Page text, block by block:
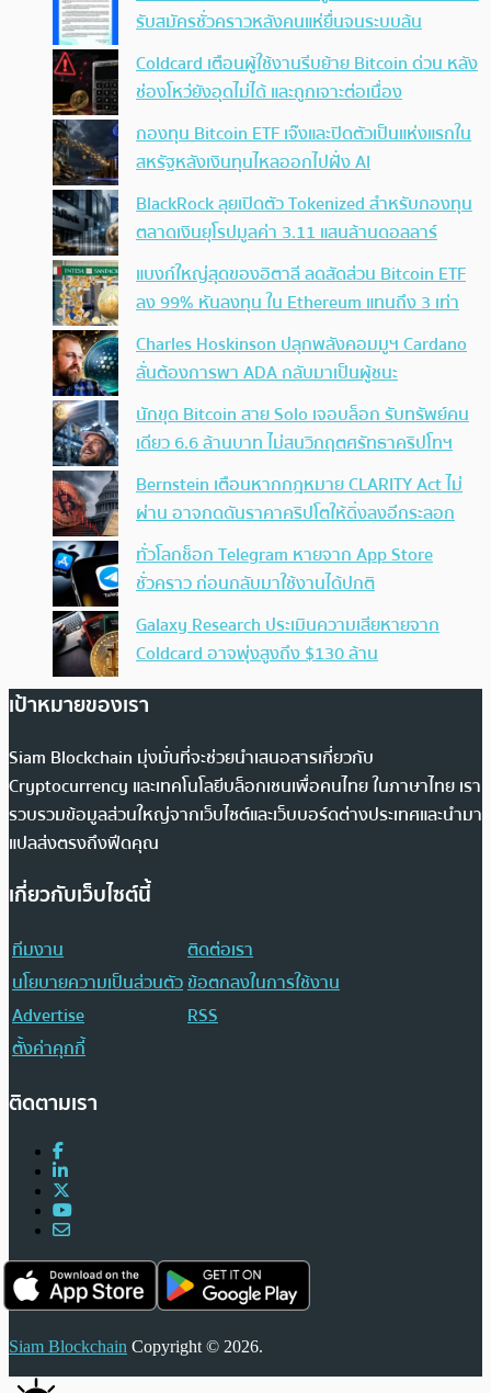
รับสมัครชั่วคราวหลังคนแห่ยื่นจนระบบล้น
Coldcard เตือนผู้ใช้งานรีบย้าย Bitcoin ด่วน หลัง
ช่องโหว่ยังอุดไม่ได้ และถูกเจาะต่อเนื่อง
กองทุน Bitcoin ETF เจ๊งและปิดตัวเป็นแห่งแรกใน
สหรัฐหลังเงินทุนไหลออกไปฝั่ง AI
BlackRock ลุยเปิดตัว Tokenized สำหรับกองทุน
ตลาดเงินยุโรปมูลค่า 3.11 แสนล้านดอลลาร์
แบงก์ใหญ่สุดของอิตาลี ลดสัดส่วน Bitcoin ETF
ลง 99% หันลงทุน ใน Ethereum แทนถึง 3 เท่า
Charles Hoskinson ปลุกพลังคอมมูฯ Cardano
ลั่นต้องการพา ADA กลับมาเป็นผู้ชนะ
นักขุด Bitcoin สาย Solo เจอบล็อก รับทรัพย์คน
เดียว 6.6 ล้านบาท ไม่สนวิกฤตศรัทธาคริปโทฯ
Bernstein เตือนหากกฎหมาย CLARITY Act ไม่
ผ่าน อาจกดดันราคาคริปโตให้ดิ่งลงอีกระลอก
ทั่วโลกช็อก Telegram หายจาก App Store
ชั่วคราว ก่อนกลับมาใช้งานได้ปกติ
Galaxy Research ประเมินความเสียหายจาก
Coldcard อาจพุ่งสูงถึง $130 ล้าน
เป้าหมายของเรา
Siam Blockchain มุ่งมั่นที่จะช่วยนำเสนอสารเกี่ยวกับ
Cryptocurrency และเทคโนโลยีบล็อกเชนเพื่อคนไทย ในภาษาไทย เรา
รวบรวมข้อมูลส่วนใหญ่จากเว็บไซต์และเว็บบอร์ดต่างประเทศและนำมา
แปลส่งตรงถึงฟีดคุณ
เกี่ยวกับเว็บไซต์นี้
ทีมงาน
ติดต่อเรา
นโยบายความเป็นส่วนตัวข้อตกลงในการใช้งาน
Advertise
RSS
ตั้งค่าคุกกี้
ติดตามเรา
Siam Blockchain Copyright © 2026.